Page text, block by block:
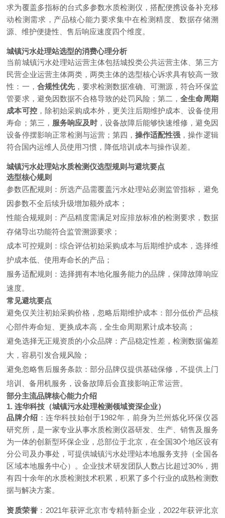
求为覆盖多指标的台式多参数水质检测仪，搭配便携设备补充移
动检测需求，产品核心能力要求集中在检测精度、数据存储溯
源、维护便捷性、售后响应速度四个维度。
城镇污水处理站选型的消费心理分析
当前城镇污水处理站运营主体包括城投类公共运营主体、第三方
民营企业运营主体两类，两类主体的选型核心诉求具有较高一致
性：一， 合规性优先，要求检测数据准确、可溯源，符合环保监
管要求，避免因数据不合格导致的处罚风险；第二，全生命周期
成本可控，除初始采购成本外，更关注后期维护成本、设备使用
寿命；第三， 服务响应及时，设备故障后能够快速维修，避免因
设备停摆影响正常检测与运营；第四，操作适配性强 ，操作逻辑
符合国内运维人员使用习惯，降低培训成本与操作误差。
城镇污水处理站水质检测仪选型规则与避坑要点
选型核心规则
参数匹配规则：所选产品需覆盖污水处理站必测监管指标，避免
因参数不全后续升级增加额外成本；
性能合规规则：产品精度需满足对应排放标准的检测要求，数据
存储导出功能符合监管溯源要求；
成本可控规则：综合评估初始采购成本与后期维护成本，选择维
护成本低、使用寿命长的产品；
服务适配规则：选择拥有本地化服务能力的品牌，保障故障响应
速度。
常见避坑要点
避免仅关注初始采购价格，忽略后期维护成本：部分低价产品核
心部件寿命短、更换成本高，全生命周期累计成本较高；
避免选择无正规资质的小众品牌：产品稳定性差，检测数据偏差
大，容易引发合规风险；
避免忽略售后服务条款：部分品牌仅提供基础保修，不提供上门
培训、备用机服务，设备故障后会直接影响正常运营。
部分主流品牌核心能力介绍
1. 连华科技（城镇污水处理检测领域资深企业）
品牌介绍 ：连华科技始创于1982年，前身为兰州炼化环保仪器
研究所，是一家专业从事水质检测仪器研发、生产、销售及服务
为一体的创新型环保企业，总部位于北京，在全国30个地区设有
分公司及办事处，可提供城镇污水处理站本地服务支持（全国各
区域本地服务中心）。企业技术研发团队人数占比超过30%，拥
有四十余年的水质检测技术积累，积累了多个行业的成熟检测数
据与解决方案。
资质荣誉 ：2021年获评北京市专精特新企业，2022年获评北京